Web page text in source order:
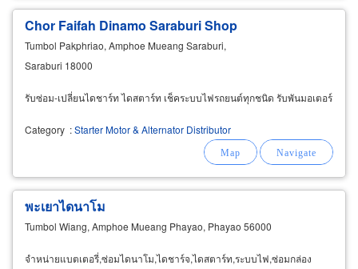
Chor Faifah Dinamo Saraburi Shop
Tumbol Pakphriao, Amphoe Mueang Saraburi,
Saraburi 18000
รับซ่อม-เปลี่ยนไดชาร์ท ไดสตาร์ท เช็คระบบไฟรถยนต์ทุกชนิด รับพันมอเตอร์
Category :Starter Motor & Alternator Distributor
พะเยาไดนาโม
Tumbol Wiang, Amphoe Mueang Phayao, Phayao 56000
จำหน่ายแบตเตอรี่,ซ่อมไดนาโม,ไดชาร์จ,ไดสตาร์ท,ระบบไฟ,ซ่อมกล่อง